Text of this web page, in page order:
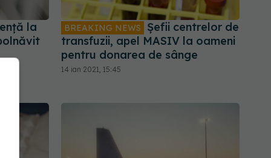
la
BREAKING NEWS
Şefii centrelor de
transfuzii, apel MASIV la oameni
pentru donarea de sânge
14 ian 2021, 15:45